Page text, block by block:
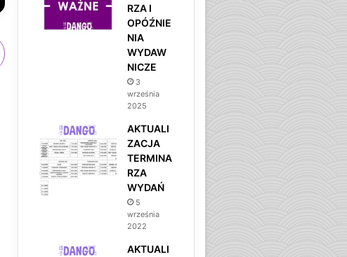
RZA I
OPÓŹNIE
NIA
WYDAW
NICZE
3
września
2025
AKTUALI
ZACJA
TERMINA
RZA
WYDAŃ
5
września
2022
AKTUALI